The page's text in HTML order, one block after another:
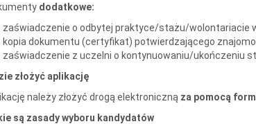
dodatkowe:
zaświadczenie o odbytej praktyce/stażu/wolontariacie
kopia dokumentu (certyfikat) potwierdzającego
zaświadczenie z uczelni o kontynuowaniu/ukończeniu
złożyć aplikację
należy złożyć drogą elektroniczną za pomocą
są zasady wyboru kandydatów